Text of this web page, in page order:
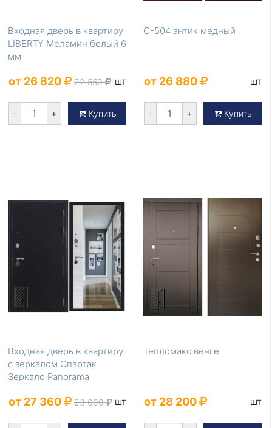
Входная дверь в квартиру
LIBERTY Меламин белый 6
мм
от 26 820 22 550 шт
- + Купить
С-504 антик медный
от 26 880 шт
- + Купить
Входная дверь в квартиру
с зеркалом Спартак
Зеркало Panorama
от 27 360 23 000 шт
Тепломакс венге
от 28 200 шт